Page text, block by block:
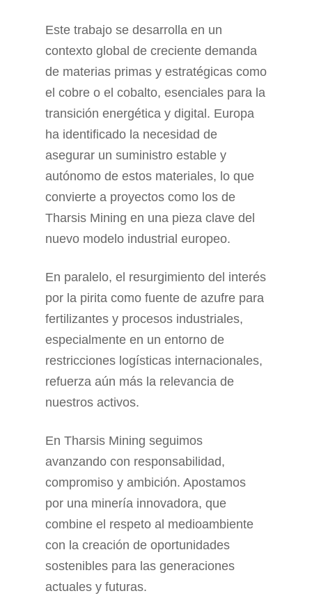
Este trabajo se desarrolla en un
contexto global de creciente demanda
de materias primas y estratégicas como
el cobre o el cobalto, esenciales para la
transición energética y digital. Europa
ha identificado la necesidad de
asegurar un suministro estable y
autónomo de estos materiales, lo que
convierte a proyectos como los de
Tharsis Mining en una pieza clave del
nuevo modelo industrial europeo.
En paralelo, el resurgimiento del interés
por la pirita como fuente de azufre para
fertilizantes y procesos industriales,
especialmente en un entorno de
restricciones logísticas internacionales,
refuerza aún más la relevancia de
nuestros activos.
En Tharsis Mining seguimos
avanzando con responsabilidad,
compromiso y ambición. Apostamos
por una minería innovadora, que
combine el respeto al medioambiente
con la creación de oportunidades
sostenibles para las generaciones
actuales y futuras.